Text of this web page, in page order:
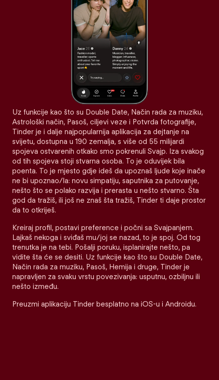
Uz funkcije kao što su Double Date, Način rada za muziku,
Astrološki način, Pasoš, ciljevi veze i Potvrda fotografije,
Tinder je i dalje najpopularnija aplikacija za dejtanje na
svijetu, dostupna u 190 zemalja, s više od 55 milijardi
spojeva ostvarenih otkako smo pokrenuli Svajp. Iza svakog
od tih spojeva stoji stvarna osoba. To je oduvijek bila
poenta. To je mjesto gdje ideš da upoznaš ljude koje inače
ne bi upoznao/la: novu simpatiju, saputnika za putovanje,
nešto što se polako razvija i prerasta u nešto stvarno. Šta
god da tražiš, ili još ne znaš šta tražiš, Tinder ti daje prostor
da to otkriješ.
Kreiraj profil, postavi preference i počni sa Svajpanjem.
Lajkaš nekoga i sviđaš mu/joj se nazad, to je spoj. Od tog
trenutka je na tebi. Pošalji poruku, isplanirajte nešto, pa
vidite šta će se desiti. Uz funkcije kao što su Double Date,
Način rada za muziku, Pasoš, Hemija i druge, Tinder je
napravljen za svaku vrstu povezivanja: usputnu, ozbiljnu ili
nešto između.
Preuzmi aplikaciju Tinder besplatno na iOS-u i Androidu.